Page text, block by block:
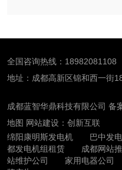
全国咨询热线：
地址：成都高新区锦和西一街
成都蓝智华鼎科技有限公司 备
地图 网站建设：创新互联
绵阳康明斯发电机
巴中发
都发电机组租赁
成都网站
站维护公司
家用电器公司